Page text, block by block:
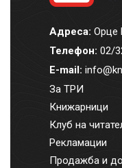
Адреса: Орце
Телефон: 02/
E-mail:
За ТРИ
Книжарници
Клуб на
Рекламации
Продажба и